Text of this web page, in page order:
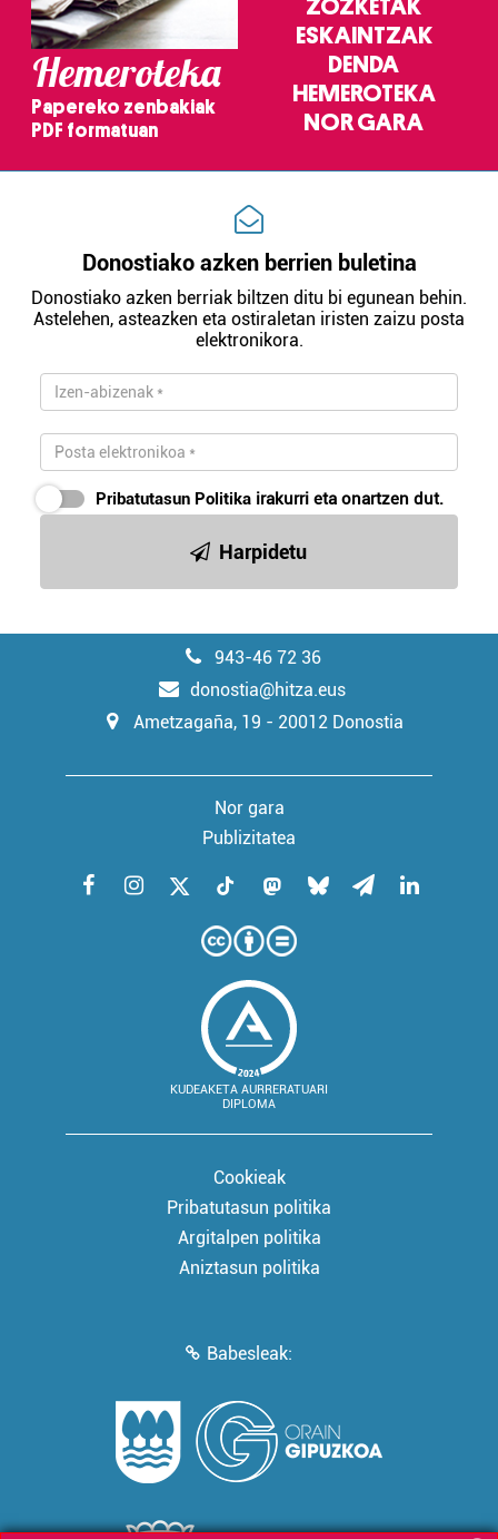
Hemeroteka
Papereko zenbakiak
PDF formatuan
ZOZKETAK
ESKAINTZAK
DENDA
HEMEROTEKA
NOR GARA
Donostiako azken berrien buletina
Donostiako azken berriak biltzen ditu bi egunean behin.
Astelehen, asteazken eta ostiraletan iristen zaizu posta
elektronikora.
Pribatutasun Politika irakurri eta onartzen dut.
Harpidetu
943-46 72 36
donostia@hitza.eus
Ametzagaña, 19 - 20012 Donostia
Nor gara
Publizitatea
KUDEAKETA AURRERATUARI
DIPLOMA
Cookieak
Pribatutasun politika
Argitalpen politika
Aniztasun politika
Babesleak: